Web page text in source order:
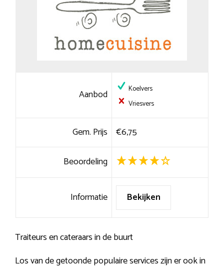
Aanbod
Koelvers
Vriesvers
Gem. Prijs €6,75
Beoordeling
Informatie Bekijken
Traiteurs en cateraars in de buurt
Los van de getoonde populaire services zijn er ook in